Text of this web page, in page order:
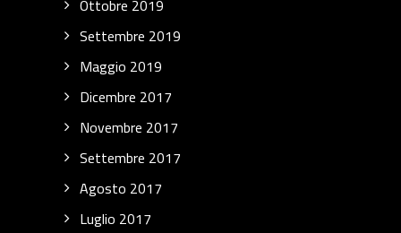
Ottobre 2019
Settembre 2019
Maggio 2019
Dicembre 2017
Novembre 2017
Settembre 2017
Agosto 2017
Luglio 2017